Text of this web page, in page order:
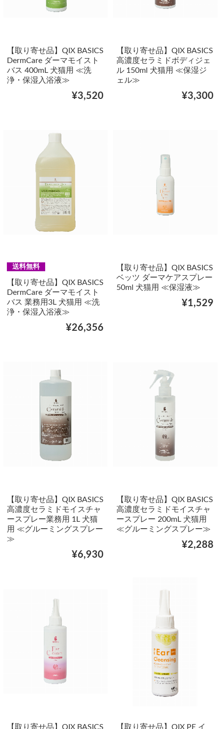
【取り寄せ品】QIX BASICS
DermCare ダーマモイスト
バス 400mL 犬猫用 ≪洗
浄・保湿入浴液≫
¥3,520
【取り寄せ品】QIX BASICS
高濃度セラミドボディジェ
ル 150ml 犬猫用 ≪保湿ジ
ェル≫
¥3,300
送料無料
【取り寄せ品】QIX BASICS
DermCare ダーマモイスト
バス 業務用3L 犬猫用 ≪洗
浄・保湿入浴液≫
¥26,356
【取り寄せ品】QIX BASICS
ベッツ ダーマケアスプレー
50ml 犬猫用 ≪保湿液≫
¥1,529
【取り寄せ品】QIX BASICS
高濃度セラミドモイスチャ
ースプレー業務用 1L 犬猫
用 ≪グルーミングスプレー
≫
¥6,930
【取り寄せ品】QIX BASICS
高濃度セラミドモイスチャ
ースプレー 200mL 犬猫用
≪グルーミングスプレー≫
¥2,288
【取り寄せ品】QIX BASICS 【取り寄せ品】QIX PE イ